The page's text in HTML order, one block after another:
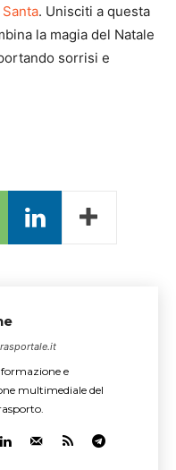
. Unisciti a questa
la magia del Natale
sorrisi e
e
multimediale del